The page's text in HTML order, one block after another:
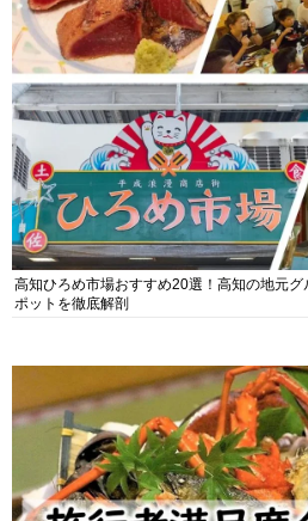
高知ひろめ市場おすすめ20選！高知の地元
ポットを徹底解剖